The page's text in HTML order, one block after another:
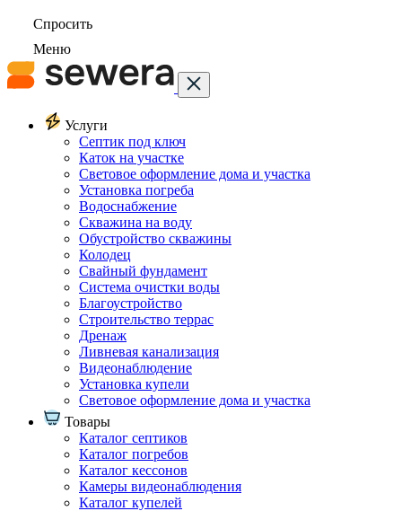
Спросить
Меню
Услуги
Септик под ключ
Каток на участке
Световое оформление дома и участка
Установка погреба
Водоснабжение
Скважина на воду
Обустройство скважины
Колодец
Свайный фундамент
Система очистки воды
Благоустройство
Строительство террас
Дренаж
Ливневая канализация
Видеонаблюдение
Установка купели
Световое оформление дома и участка
Товары
Каталог септиков
Каталог погребов
Каталог кессонов
Камеры видеонаблюдения
Каталог купелей